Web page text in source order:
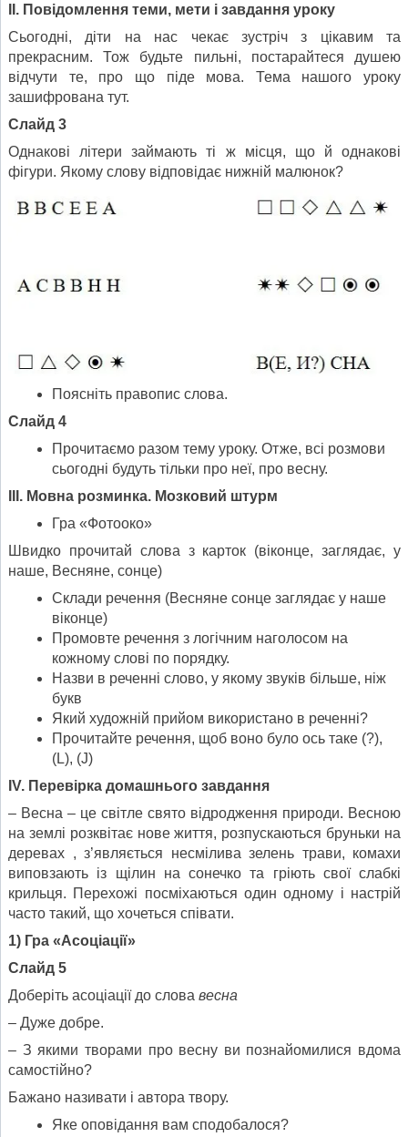
ІІ. Повідомлення теми, мети і завдання уроку
Сьогодні, діти на нас чекає зустріч з цікавим та
прекрасним. Тож будьте пильні, постарайтеся душею
відчути те, про що піде мова. Тема нашого уроку
зашифрована тут.
Слайд 3
Однакові літери займають ті ж місця, що й однакові
фігури. Якому слову відповідає нижній малюнок?
Поясніть правопис слова.
Слайд 4
Прочитаємо разом тему уроку. Отже, всі розмови
сьогодні будуть тільки про неї, про весну.
ІІІ. Мовна розминка. Мозковий штурм
Гра «Фотооко»
Швидко прочитай слова з карток (віконце, заглядає, у
наше, Весняне, сонце)
Склади речення (Весняне сонце заглядає у наше
віконце)
Промовте речення з логічним наголосом на
кожному слові по порядку.
Назви в реченні слово, у якому звуків більше, ніж
букв
Який художній прийом використано в реченні?
Прочитайте речення, щоб воно було ось таке (?),
(L), (J)
V. Перевірка домашнього завдання
– Весна – це світле свято відродження природи. Весною
на землі розквітає нове життя, розпускаються бруньки на
деревах , з’являється несмілива зелень трави, комахи
виповзають із щілин на сонечко та гріють свої слабкі
крильця. Перехожі посміхаються один одному і настрій
часто такий, що хочеться співати.
1) Гра «Асоціації»
Слайд 5
Доберіть асоціації до слова весна
– Дуже добре.
– З якими творами про весну ви познайомилися вдома
самостійно?
Бажано називати і автора твору.
Яке оповідання вам сподобалося?